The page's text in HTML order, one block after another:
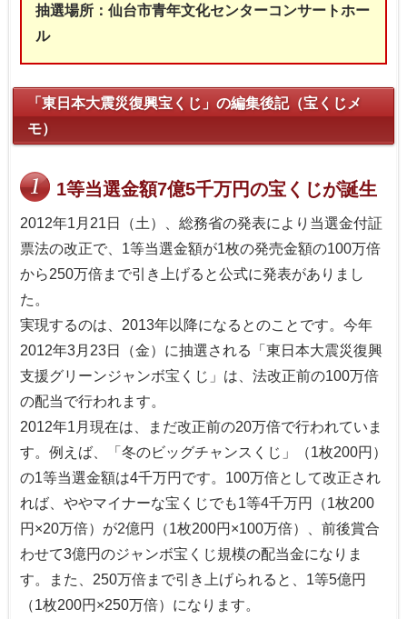
抽選場所：仙台市青年文化センターコンサートホー
ル
「東日本大震災復興宝くじ」の編集後記（宝くじメ
モ）
1等当選金額7億5千万円の宝くじが誕生
2012年1月21日（土）、総務省の発表により当選金付証
票法の改正で、1等当選金額が1枚の発売金額の100万倍
から250万倍まで引き上げると公式に発表がありまし
た。
実現するのは、2013年以降になるとのことです。今年
2012年3月23日（金）に抽選される「東日本大震災復興
支援グリーンジャンボ宝くじ」は、法改正前の100万倍
の配当で行われます。
2012年1月現在は、まだ改正前の20万倍で行われていま
す。例えば、「冬のビッグチャンスくじ」（1枚200円）
の1等当選金額は4千万円です。100万倍として改正され
れば、ややマイナーな宝くじでも1等4千万円（1枚200
円×20万倍）が2億円（1枚200円×100万倍）、前後賞合
わせて3億円のジャンボ宝くじ規模の配当金になりま
す。また、250万倍まで引き上げられると、1等5億円
（1枚200円×250万倍）になります。